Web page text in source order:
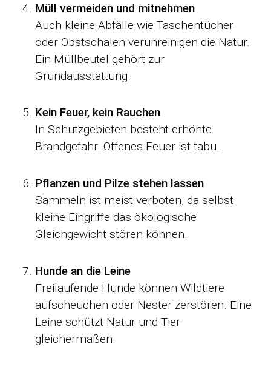
Müll vermeiden und mitnehmen
Auch kleine Abfälle wie Taschentücher
oder Obstschalen verunreinigen die Natur.
Ein Müllbeutel gehört zur
Grundausstattung.
Kein Feuer, kein Rauchen
In Schutzgebieten besteht erhöhte
Brandgefahr. Offenes Feuer ist tabu.
Pflanzen und Pilze stehen lassen
Sammeln ist meist verboten, da selbst
kleine Eingriffe das ökologische
Gleichgewicht stören können.
Hunde an die Leine
Freilaufende Hunde können Wildtiere
aufscheuchen oder Nester zerstören. Eine
Leine schützt Natur und Tier
gleichermaßen.